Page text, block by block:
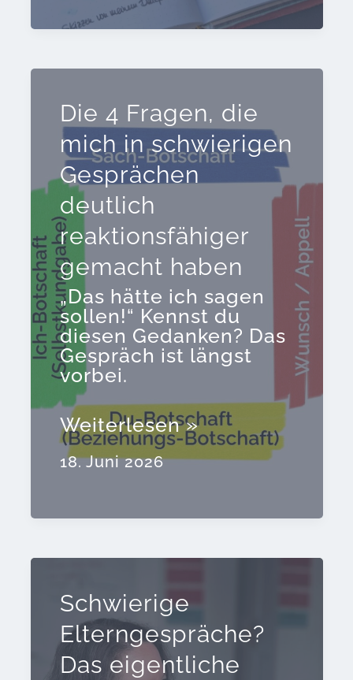
Strategie.
Die 4 Fragen, die
mich in schwierigen
Gesprächen
deutlich
reaktionsfähiger
gemacht haben
„Das hätte ich sagen
sollen!“ Kennst du
diesen Gedanken? Das
Gespräch ist längst
vorbei.
Die
4
Fragen,
in
Gesprächen
reaktionsfähiger
gemacht
haben
Weiterlesen »
18. Juni 2026
Schwierige
Elterngespräche?
Das eigentliche